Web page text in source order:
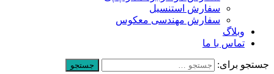
سفارش استنسیل
سفارش مهندسی معکوس
وبلاگ
تماس با ما
جستجو برای: